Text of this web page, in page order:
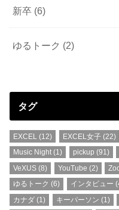
新卒 (6)
ゆるトーク (2)
タグ
EXCEL (12) EXCEL女子(22)
Music Night (1) pickup (91)
VeXUS (8) YouTube (2)
ゆるトーク (6) インタビュー
カナダ (1) キーパーソン (1)